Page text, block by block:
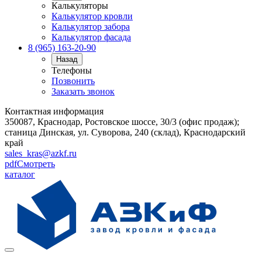
Калькуляторы
Калькулятор кровли
Калькулятор забора
Калькулятор фасада
8 (965) 163-20-90
Назад
Телефоны
Позвонить
Заказать звонок
Контактная информация
350087, Краснодар, Ростовское шоссе, 30/3 (офис продаж);
станица Динская, ул. Суворова, 240 (склад), Краснодарский
край
sales_kras@azkf.ru
pdfСмотреть
каталог